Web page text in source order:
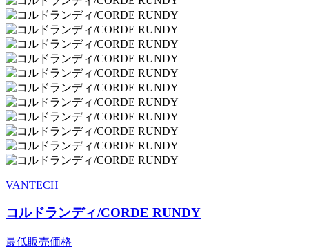
VANTECH
コルドランディ/CORDE RUNDY
最低販売価格